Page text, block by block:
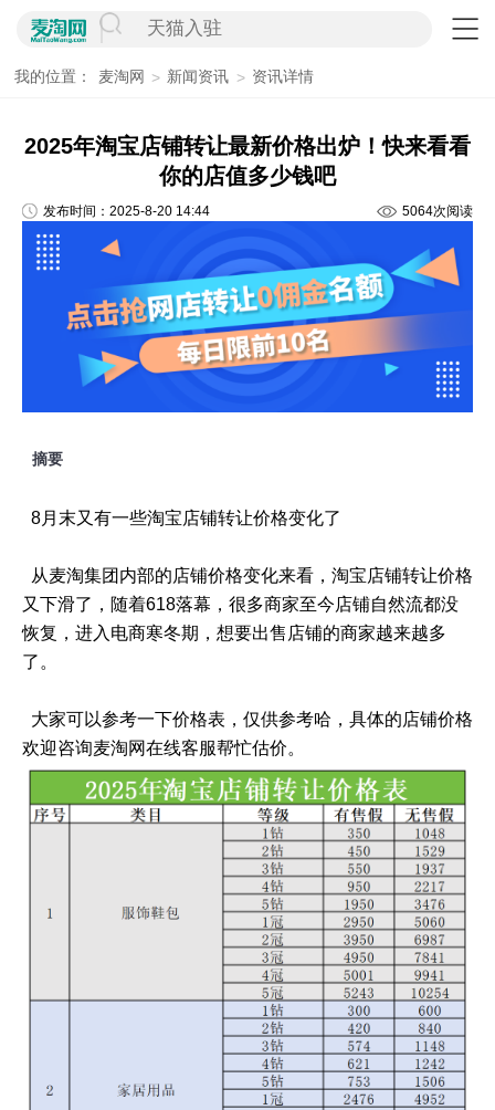
我的位置： 麦淘网 > 新闻资讯 > 资讯详情
2025年淘宝店铺转让最新价格出炉！快来看看
你的店值多少钱吧
发布时间：2025-8-20 14:44 5064次阅读
摘要
8月末又有一些淘宝店铺转让价格变化了
从麦淘集团内部的店铺价格变化来看，淘宝店铺转让价格
又下滑了，随着618落幕，很多商家至今店铺自然流都没
恢复，进入电商寒冬期，想要出售店铺的商家越来越多
了。
大家可以参考一下价格表，仅供参考哈，具体的店铺价格
欢迎咨询麦淘网在线客服帮忙估价。